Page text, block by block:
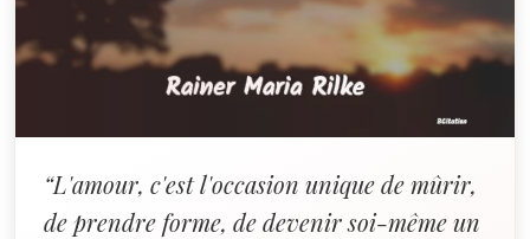
“L'amour, c'est l'occasion unique de mûrir,
de prendre forme, de devenir soi-même un